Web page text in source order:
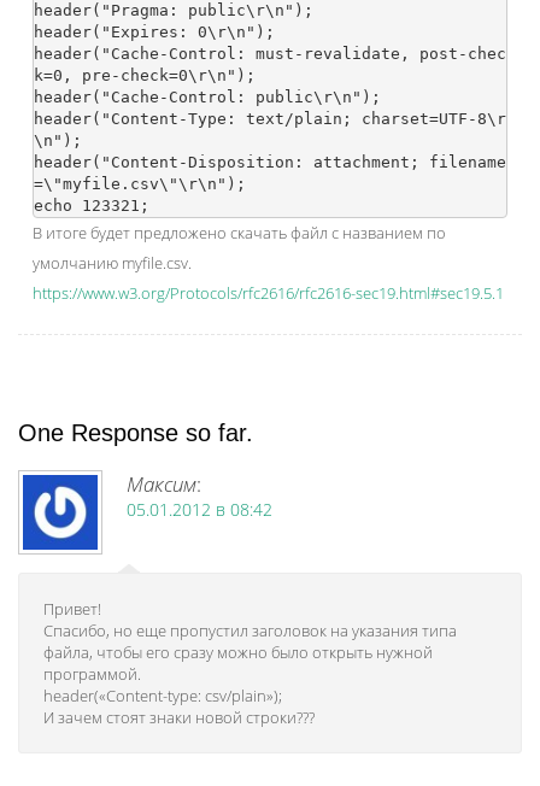
header("Pragma: public\r\n");
header("Expires: 0\r\n");
header("Cache-Control: must-revalidate, post-chec
k=0, pre-check=0\r\n");
header("Cache-Control: public\r\n");
header("Content-Type: text/plain; charset=UTF-8\r
\n");
header("Content-Disposition: attachment; filename
=\"myfile.csv\"\r\n");
В итоге будет предложено скачать файл с названием по
умолчанию myfile.csv.
https://www.w3.org/Protocols/rfc2616/rfc2616-sec19.html#sec19.5.1
One Response so far.
Максим:
05.01.2012 в 08:42
Привет!
Спасибо, но еще пропустил заголовок на указания типа
файла, чтобы его сразу можно было открыть нужной
программой.
header(«Content-type: csv/plain»);
И зачем стоят знаки новой строки???